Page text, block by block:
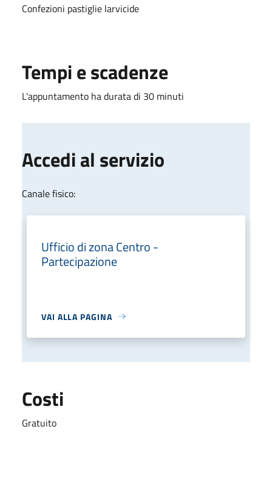
Confezioni pastiglie larvicide
Tempi e scadenze
L'appuntamento ha durata di 30 minuti
Accedi al servizio
Canale fisico:
Ufficio di zona Centro -
Partecipazione
VAI ALLA PAGINA
Costi
Gratuito